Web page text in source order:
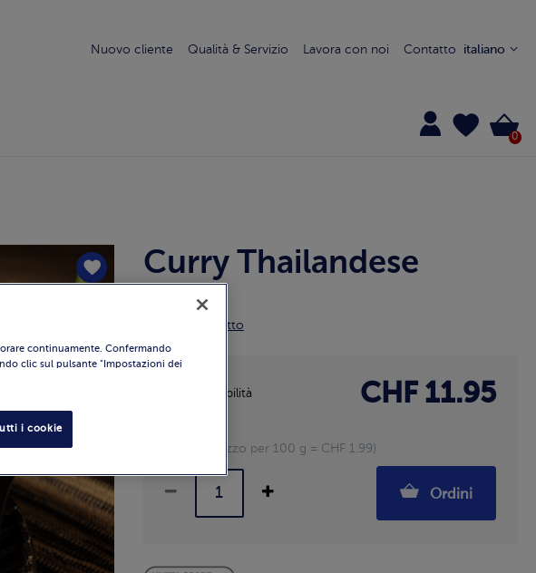
Nuovo cliente Qualità & Servizio Lavora con noi Contatto italiano
0
Curry Thailandese
Dettagli prodotto
Disponibilità CHF 11.95
600 g (Prezzo per 100 g = CHF 1.99)
Ordini
continuamente. Confermando
clic sul pulsante "Impostazioni dei
i cookie